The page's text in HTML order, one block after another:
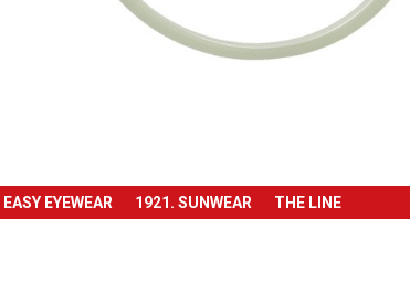
EASY EYEWEAR 1921. SUNWEAR THE LINE